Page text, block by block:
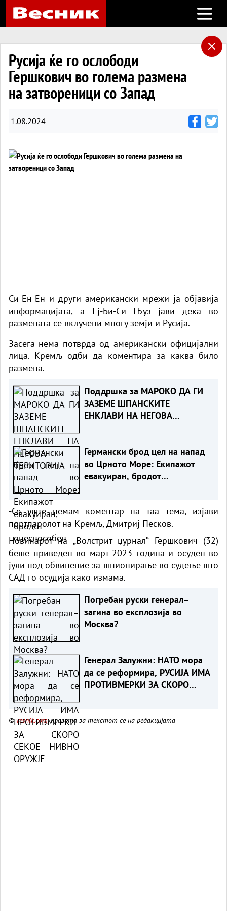
Open
Русија ќе го ослободи
Гершкович во голема размена
на затвореници со Запад
1.08.2024
Си-Ен-Ен и други американски мрежи ја објавија
информацијата, а Еј-Би-Си Њуз јави дека во
размената се вклучени многу земји и Русија.
Засега нема потврда од американски официјални
лица. Кремљ одби да коментира за каква било
размена.
Поддршка за МАРОКО ДА ГИ
ЗАЗЕМЕ ШПАНСКИТЕ
ЕНКЛАВИ НА НЕГОВА
Германски брод цел на напад
во Црното Море: Екипажот
евакуиран, бродот
-Се уште немам коментар на таа тема, изјави
портпаролот на Кремљ, Дмитриј Песков.
Новинарот на „Волстрит џурнал“ Гершкович (32)
беше приведен во март 2023 година и осуден во
јули под обвинение за шпионирање во судење што
САД го осудија како измама.
Погребан руски генерал–
загина во експлозија во
Москва?
Генерал Залужни: НАТО мора
да се реформира, РУСИЈА ИМА
ПРОТИВМЕРКИ ЗА СКОРО
©vesnik.com, правата за текстот се на редакцијата